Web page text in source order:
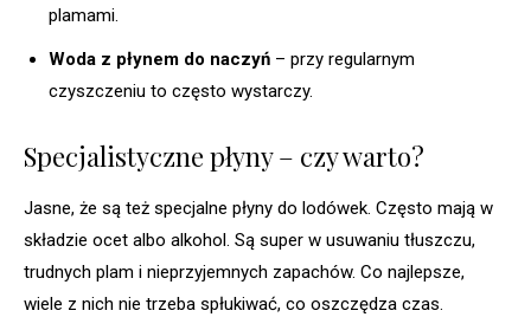
plamami.
Woda z płynem do naczyń – przy regularnym
czyszczeniu to często wystarczy.
Specjalistyczne płyny – czy warto?
Jasne, że są też specjalne płyny do lodówek. Często mają w
składzie ocet albo alkohol. Są super w usuwaniu tłuszczu,
trudnych plam i nieprzyjemnych zapachów. Co najlepsze,
wiele z nich nie trzeba spłukiwać, co oszczędza czas.